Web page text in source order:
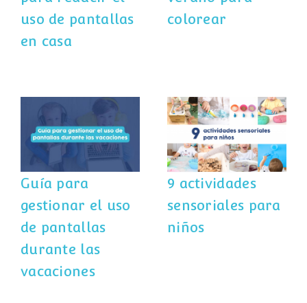
uso de pantallas
en casa
colorear
gestionar el uso
de pantallas
durante las
vacaciones
Guía para
gestionar el uso
de pantallas
durante las
vacaciones
9 actividades
sensoriales para
niños
9 actividades
sensoriales para
niños